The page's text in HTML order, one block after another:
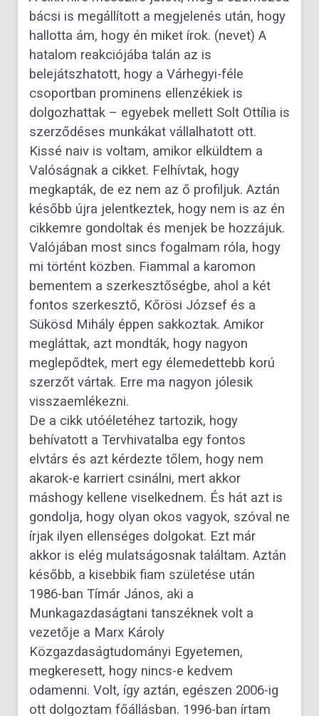
bácsi is megállított a megjelenés után, hogy
hallotta ám, hogy én miket írok. (nevet) A
hatalom reakciójába talán az is
belejátszhatott, hogy a Várhegyi-féle
csoportban prominens ellenzékiek is
dolgozhattak – egyebek mellett Solt Ottília is
szerződéses munkákat vállalhatott ott.
Kissé naiv is voltam, amikor elküldtem a
Valóságnak a cikket. Felhívtak, hogy
megkapták, de ez nem az ő profiljuk. Aztán
később újra jelentkeztek, hogy nem is az én
cikkemre gondoltak és menjek be hozzájuk.
Valójában most sincs fogalmam róla, hogy
mi történt közben. Fiammal a karomon
bementem a szerkesztőségbe, ahol a két
fontos szerkesztő, Kőrösi József és a
Sükösd Mihály éppen sakkoztak. Amikor
megláttak, azt mondták, hogy nagyon
meglepődtek, mert egy élemedettebb korú
szerzőt vártak. Erre ma nagyon jólesik
visszaemlékezni.
De a cikk utóéletéhez tartozik, hogy
behívatott a Tervhivatalba egy fontos
elvtárs és azt kérdezte tőlem, hogy nem
akarok-e karriert csinálni, mert akkor
máshogy kellene viselkednem. És hát azt is
gondolja, hogy olyan okos vagyok, szóval ne
írjak ilyen ellenséges dolgokat. Ezt már
akkor is elég mulatságosnak találtam. Aztán
később, a kisebbik fiam születése után
1986-ban Tímár János, aki a
Munkagazdaságtani tanszéknek volt a
vezetője a Marx Károly
Közgazdaságtudományi Egyetemen,
megkeresett, hogy nincs-e kedvem
odamenni. Volt, így aztán, egészen 2006-ig
ott dolgoztam főállásban. 1996-ban írtam